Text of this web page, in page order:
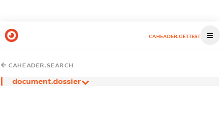
CAHEADER.GETTEST
CAHEADER.SEARCH
document.dossier